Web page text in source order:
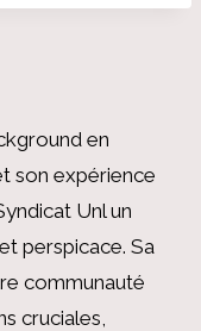
en
son expérience
Unl un
perspicace. Sa
communauté
cruciales,